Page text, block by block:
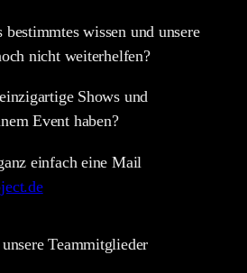
bestimmtes wissen und unsere
nicht weiterhelfen?
Shows und
Event haben?
einfach eine Mail
Teammitglieder